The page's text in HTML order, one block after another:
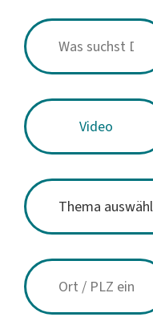
Video